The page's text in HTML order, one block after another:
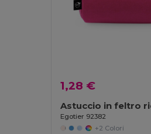
1,28 €
Egotier 92382
+2 Colori